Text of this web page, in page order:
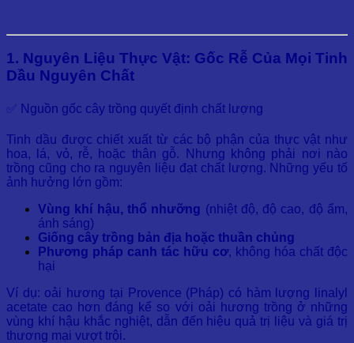
1. Nguyên Liệu Thực Vật: Gốc Rễ Của Mọi Tinh
Dầu Nguyên Chất
✅ Nguồn gốc cây trồng quyết định chất lượng
Tinh dầu được chiết xuất từ các bộ phận của thực vật như
hoa, lá, vỏ, rễ, hoặc thân gỗ. Nhưng không phải nơi nào
trồng cũng cho ra nguyên liệu đạt chất lượng. Những yếu tố
ảnh hưởng lớn gồm:
Vùng khí hậu, thổ nhưỡng (nhiệt độ, độ cao, độ ẩm,
ánh sáng)
Giống cây trồng bản địa hoặc thuần chủng
Phương pháp canh tác hữu cơ, không hóa chất độc
hại
Ví dụ: oải hương tại Provence (Pháp) có hàm lượng linalyl
acetate cao hơn đáng kể so với oải hương trồng ở những
vùng khí hậu khắc nghiệt, dẫn đến hiệu quả trị liệu và giá trị
thương mại vượt trội.